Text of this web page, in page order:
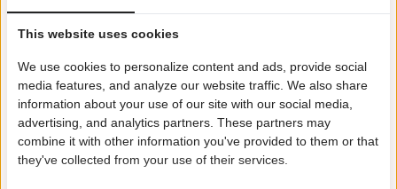
This website uses cookies
We use cookies to personalize content and ads, provide social
media features, and analyze our website traffic. We also share
information about your use of our site with our social media,
advertising, and analytics partners. These partners may
combine it with other information you've provided to them or that
they've collected from your use of their services.